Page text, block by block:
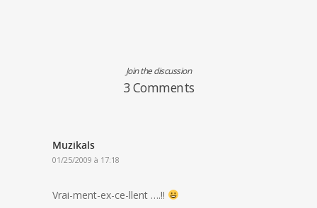
Join the discussion
3 Comments
Muzikals
01/25/2009 à 17:18
Vrai-ment-ex-ce-llent ….!!